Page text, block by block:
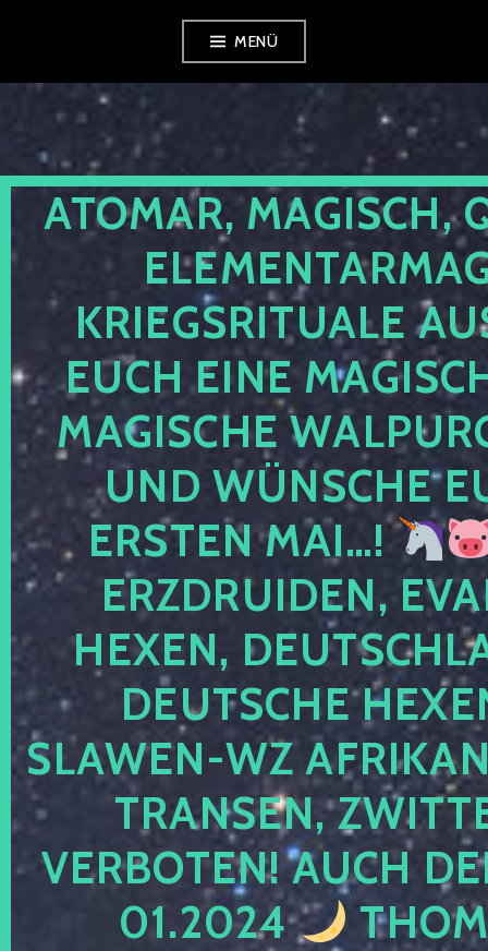
springen
MENÜ
ATOMAR, MAGISCH,
KRIEGSRITUALE
EUCH EINE
MAGISCHE
UND WÜNSCHE
ERSTEN MAI…!
ERZDRUIDEN,
HEXEN,
DEUTSCHE
SLAWEN-WZ
TRANSEN,
VERBOTEN! AUCH
01.2024